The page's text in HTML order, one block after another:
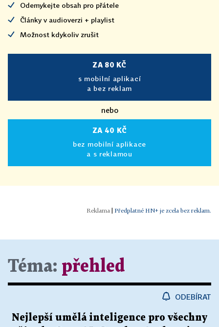
Odemykejte obsah pro přátele
Články v audioverzi + playlist
Možnost kdykoliv zrušit
ZA 80 KČ
s mobilní aplikací
a bez reklam
nebo
ZA 40 KČ
bez mobilní aplikace
a s reklamou
Předplatné HN+ je zcela bez reklam.
Téma: přehled
ODEBÍRAT
Nejlepší umělá inteligence pro všechny